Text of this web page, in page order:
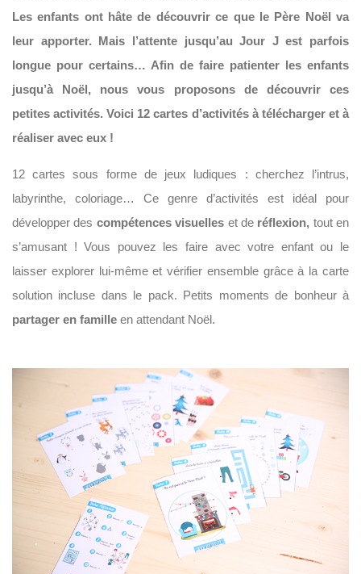
Les enfants ont hâte de découvrir ce que le Père Noël va
leur apporter. Mais l’attente jusqu’au Jour J est parfois
longue pour certains… Afin de faire patienter les enfants
jusqu’à Noël, nous vous proposons de découvrir ces
petites activités. Voici 12 cartes d’activités à télécharger et à
réaliser avec eux !
12 cartes sous forme de jeux ludiques : cherchez l’intrus,
labyrinthe, coloriage… Ce genre d’activités est idéal pour
développer des compétences visuelles et de réflexion, tout en
s’amusant ! Vous pouvez les faire avec votre enfant ou le
laisser explorer lui-même et vérifier ensemble grâce à la carte
solution incluse dans le pack. Petits moments de bonheur à
partager en famille en attendant Noël.